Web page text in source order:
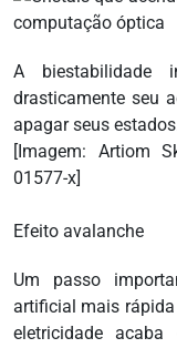
A biestabilidade
drasticamente seu
apagar seus
[Imagem: Artiom
01577-x]
Efeito avalanche
Um passo
artificial mais
eletricidade